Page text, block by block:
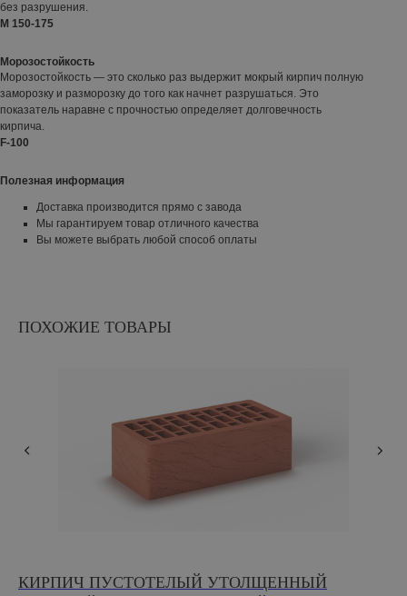
без разрушения.
М 150-175
Морозостойкость
Морозостойкость — это сколько раз выдержит мокрый кирпич полную
заморозку и разморозку до того как начнет разрушаться. Это
показатель наравне с прочностью определяет долговечность
кирпича.
F-100
Полезная информация
Доставка производится прямо с завода
Мы гарантируем товар отличного качества
Вы можете выбрать любой способ оплаты
ПОХОЖИЕ ТОВАРЫ
КИРПИЧ ПУСТОТЕЛЫЙ УТОЛЩЕННЫЙ